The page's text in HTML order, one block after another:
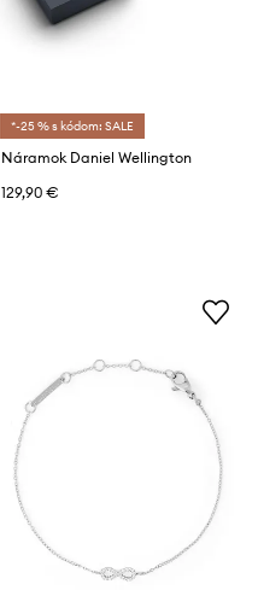
*-25 % s kódom: SALE
Náramok Daniel Wellington
129,90 €